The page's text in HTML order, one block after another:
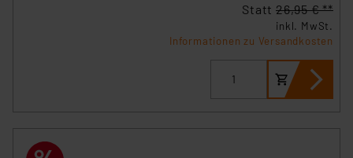
Statt 26,95 € **
inkl. MwSt.
Informationen zu Versandkosten